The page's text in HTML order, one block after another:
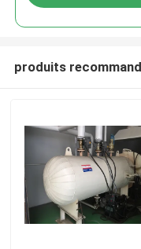
produits